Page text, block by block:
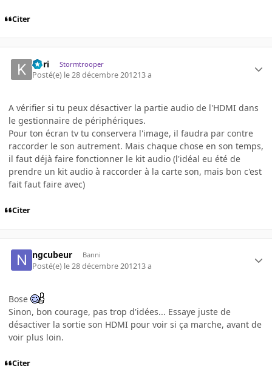
Citer
Kori Stormtrooper
Posté(e) le 28 décembre 201213 a
A vérifier si tu peux désactiver la partie audio de l'HDMI dans
le gestionnaire de périphériques.
Pour ton écran tv tu conservera l'image, il faudra par contre
raccorder le son autrement. Mais chaque chose en son temps,
il faut déjà faire fonctionner le kit audio (l'idéal eu été de
prendre un kit audio à raccorder à la carte son, mais bon c'est
fait faut faire avec)
Citer
ngcubeur Banni
Posté(e) le 28 décembre 201213 a
Bose
Sinon, bon courage, pas trop d'idées... Essaye juste de
désactiver la sortie son HDMI pour voir si ça marche, avant de
voir plus loin.
Citer